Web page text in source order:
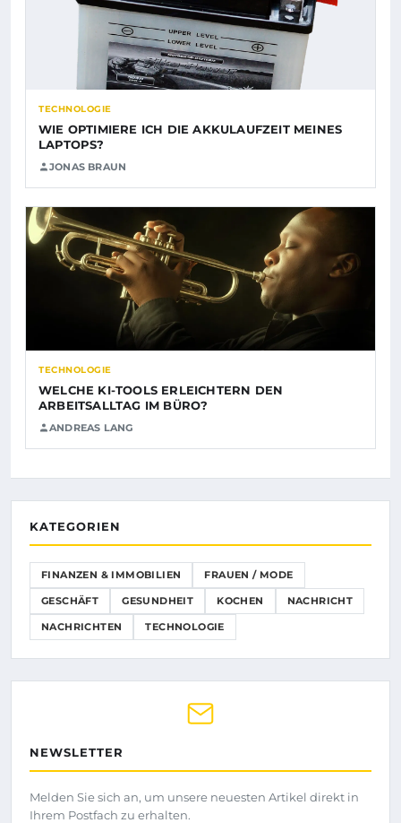
TECHNOLOGIE
WIE OPTIMIERE ICH DIE AKKULAUFZEIT MEINES
LAPTOPS?
JONAS BRAUN
TECHNOLOGIE
WELCHE KI-TOOLS ERLEICHTERN DEN
ARBEITSALLTAG IM BÜRO?
ANDREAS LANG
KATEGORIEN
FINANZEN & IMMOBILIEN FRAUEN / MODE
GESCHÄFT GESUNDHEIT KOCHEN NACHRICHT
NACHRICHTEN TECHNOLOGIE
NEWSLETTER
Melden Sie sich an, um unsere neuesten Artikel direkt in
Ihrem Postfach zu erhalten.